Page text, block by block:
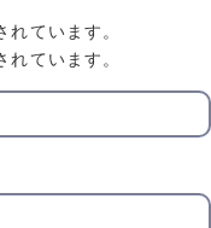
ています。
ています。